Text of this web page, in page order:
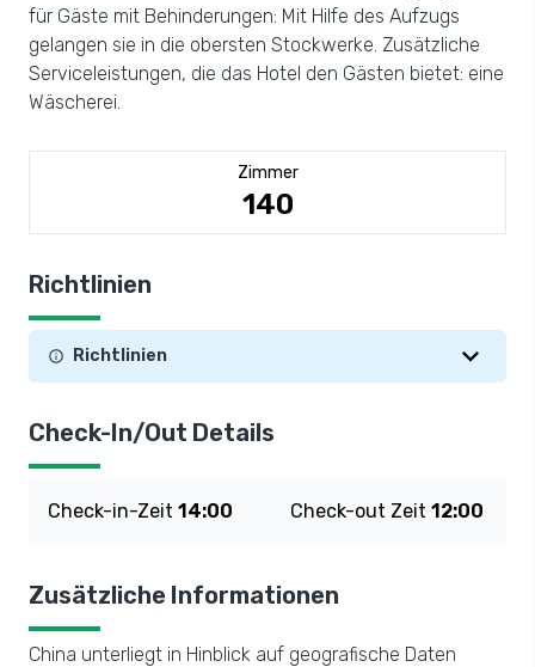
für Gäste mit Behinderungen: Mit Hilfe des Aufzugs
gelangen sie in die obersten Stockwerke. Zusätzliche
Serviceleistungen, die das Hotel den Gästen bietet: eine
Wäscherei.
Zimmer
140
Richtlinien
Richtlinien
Check-In/Out Details
Check-in-Zeit 14:00 Check-out Zeit 12:00
Zusätzliche Informationen
China unterliegt in Hinblick auf geografische Daten